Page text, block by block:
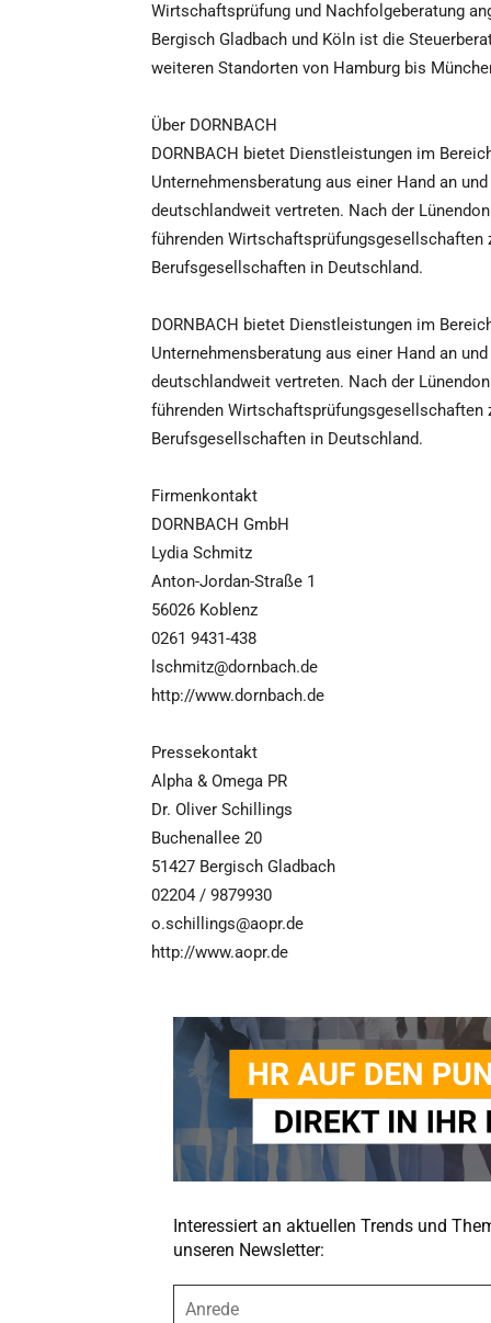
Wirtschaftsprüfung und Nachfolgeberatung
Bergisch Gladbach und Köln ist die
weiteren Standorten von Hamburg bis
Über DORNBACH
DORNBACH bietet Dienstleistungen im
Unternehmensberatung aus einer Hand an
deutschlandweit vertreten. Nach der
führenden Wirtschaftsprüfungsgesellschaften
Berufsgesellschaften in Deutschland.
DORNBACH bietet Dienstleistungen im
Unternehmensberatung aus einer Hand an
deutschlandweit vertreten. Nach der
führenden Wirtschaftsprüfungsgesellschaften
Berufsgesellschaften in Deutschland.
Firmenkontakt
DORNBACH GmbH
Lydia Schmitz
Anton-Jordan-Straße 1
56026 Koblenz
0261 9431-438
lschmitz@dornbach.de
http://www.dornbach.de
Pressekontakt
Alpha & Omega PR
Dr. Oliver Schillings
Buchenallee 20
51427 Bergisch Gladbach
02204 / 9879930
o.schillings@aopr.de
http://www.aopr.de
Interessiert an aktuellen Trends und
unseren Newsletter: